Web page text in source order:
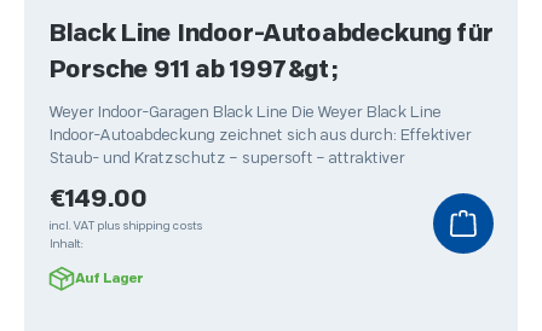
Black Line Indoor-Autoabdeckung für
Porsche 911 ab 1997&gt;
Weyer Indoor-Garagen Black Line Die Weyer Black Line
Indoor-Autoabdeckung zeichnet sich aus durch: Effektiver
Staub- und Kratzschutz – supersoft – attraktiver
Regular price:
€149.00
incl. VAT plus shipping costs
Inhalt:
Auf Lager